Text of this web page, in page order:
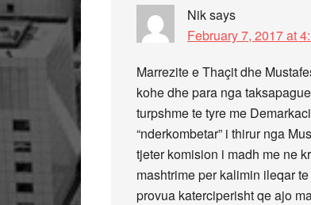
Niksays
February 7, 2017 at
Marrezite e Thaçit dhe
kohe dhe para nga
turpshme te tyre me
“nderkombetar” i thirur nga
tjeter komision i madh me ne
mashtrime per kalimin ileqar
provua katerciperisht qe ajo